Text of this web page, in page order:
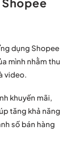
dụng Shopee
mình nhằm thu
video.
khuyến mãi,
tăng khả năng
số bán hàng